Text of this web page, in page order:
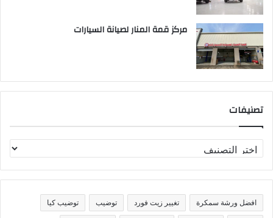
مركز قمة المنار لصيانة السيارات
تصنيفات
ص
ن
ف
ا
افضل ورشة سمكرة تغيير زيت فورد توضيب توضيب كيا